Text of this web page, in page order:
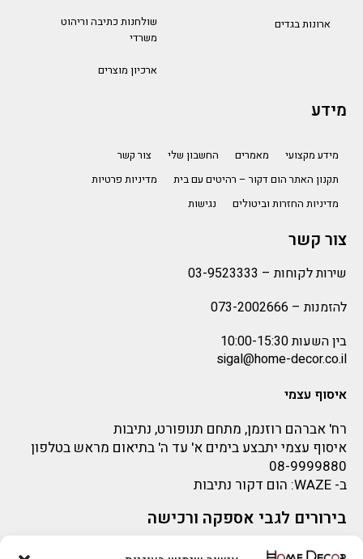
ארונות בגדים
שולחנות כתיבה וריהוט
משרדי
ארכיון מוצרים
מידע
מידע מקצועי מאמרים החשבון שלי
צור קשר
תקנון האתר הום דקור – רהיטים עם בית
מדיניות פרטיות
מדיניות החזרות וביטולים
נגישות
צור קשר
שירות לקוחות – 03-9523333
להזמנות – 073-2002666
בין השעות 10:00-15:30
sigal@home-decor.co.il
איסוף עצמי
רח' אברהם רוזנמן, מתחם תנופורט, נתיבות
איסוף עצמי יתבצע בימים א' עד ה' בתיאום מראש בטלפון
08-9999880
ב- WAZE: הום דקור נתיבות
בירורים לגבי אספקה ורכישה
בירור לגבי אספקה -ניתן לפנות למייל: sigal@home-decor.co.il